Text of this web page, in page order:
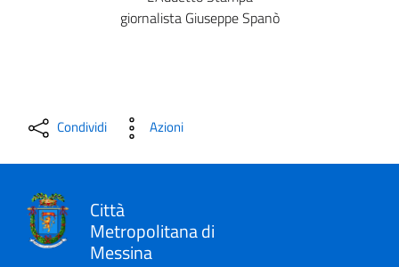
giornalista Giuseppe Spanò
Condividi Azioni
Città
Metropolitana di
Messina